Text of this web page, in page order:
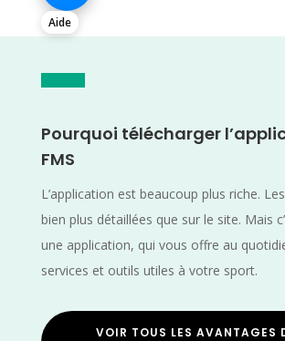
Aide
Pourquoi télécharger
FMS
L’application est beaucoup plus riche.
bien plus détaillées que sur le site. Mais
une application, qui vous offre au
services et outils utiles à votre sport.
VOIR TOUS LES AVANTAGES